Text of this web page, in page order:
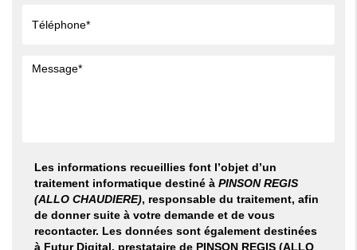
Les informations recueillies font l’objet d’un
traitement informatique destiné àPINSON REGIS
(ALLO CHAUDIERE), responsable du traitement, afin
de donner suite à votre demande et de vous
recontacter. Les données sont également destinées
à Futur Digital, prestataire de PINSON REGIS (ALLO